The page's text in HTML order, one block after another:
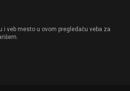
i veb mesto u ovom pregledaču veba za